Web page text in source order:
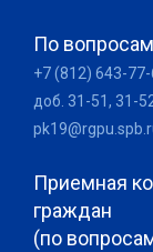
По
+7 (812) 643-
доб. 31-51, 31-
Приемная
граждан
(по